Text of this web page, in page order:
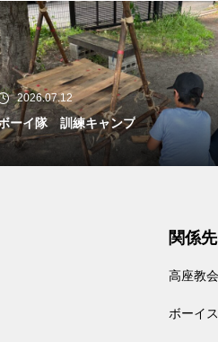
2026.07.05
カブ隊 2026/7/4〜5 一泊訓練2日目
関係
高座教会
ボーイ